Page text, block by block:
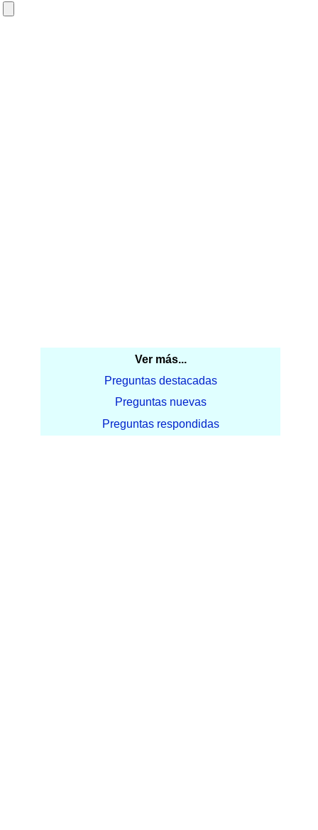
Ver más...
Preguntas destacadas
Preguntas nuevas
Preguntas respondidas